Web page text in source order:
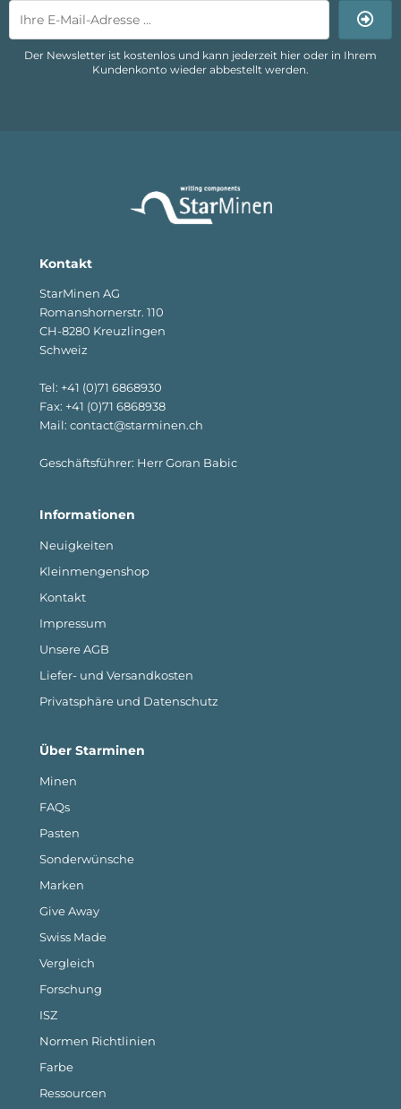
Der Newsletter ist kostenlos und kann jederzeit hier oder in Ihrem
Kundenkonto wieder abbestellt werden.
Kontakt
StarMinen AG
Romanshornerstr. 110
CH-8280 Kreuzlingen
Schweiz
Tel: +41 (0)71 6868930
Fax: +41 (0)71 6868938
Mail: contact@starminen.ch
Geschäftsführer: Herr Goran Babic
Informationen
Neuigkeiten
Kleinmengenshop
Kontakt
Impressum
Unsere AGB
Liefer- und Versandkosten
Privatsphäre und Datenschutz
Über Starminen
Minen
FAQs
Pasten
Sonderwünsche
Marken
Give Away
Swiss Made
Vergleich
Forschung
ISZ
Normen Richtlinien
Farbe
Ressourcen